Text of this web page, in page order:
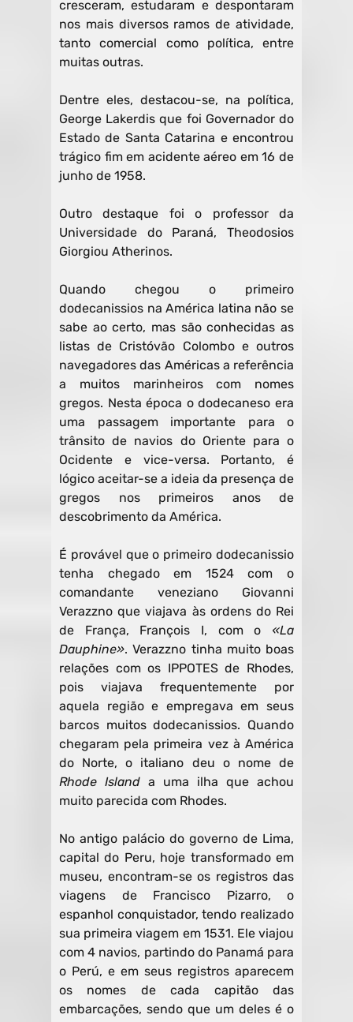
cresceram, estudaram e despontaram
nos mais diversos ramos de atividade,
tanto comercial como política, entre
muitas outras.
Dentre eles, destacou-se, na política,
George Lakerdis que foi Governador do
Estado de Santa Catarina e encontrou
trágico fim em acidente aéreo em 16 de
junho de 1958.
Outro destaque foi o professor da
Universidade do Paraná, Theodosios
Giorgiou Atherinos.
Quando chegou o primeiro
dodecanissios na América latina não se
sabe ao certo, mas são conhecidas as
listas de Cristóvão Colombo e outros
navegadores das Américas a referência
a muitos marinheiros com nomes
gregos. Nesta época o dodecaneso era
uma passagem importante para o
trânsito de navios do Oriente para o
Ocidente e vice-versa. Portanto, é
lógico aceitar-se a ideia da presença de
gregos nos primeiros anos de
descobrimento da América.
É provável que o primeiro dodecanissio
tenha chegado em 1524 com o
comandante veneziano Giovanni
Verazzno que viajava às ordens do Rei
de França, François I, com o «La
Dauphine». Verazzno tinha muito boas
relações com os IPPOTES de Rhodes,
pois viajava frequentemente por
aquela região e empregava em seus
barcos muitos dodecanissios. Quando
chegaram pela primeira vez à América
do Norte, o italiano deu o nome de
Rhode Island a uma ilha que achou
muito parecida com Rhodes.
No antigo palácio do governo de Lima,
capital do Peru, hoje transformado em
museu, encontram-se os registros das
viagens de Francisco Pizarro, o
espanhol conquistador, tendo realizado
sua primeira viagem em 1531. Ele viajou
com 4 navios, partindo do Panamá para
o Perú, e em seus registros aparecem
os nomes de cada capitão das
embarcações, sendo que um deles é o